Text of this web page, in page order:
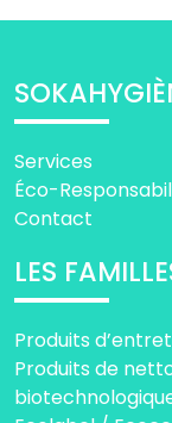
Services
Éco-
Contact
LES
Produits
Produits de